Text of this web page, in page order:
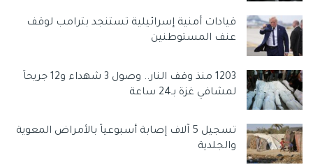
قيادات أمنية إسرائيلية تستنجد بترامب لوقف
عنف المستوطنين
1203 منذ وقف النار.. وصول 3 شهداء و12 جريحاً
لمشافي غزة بـ24 ساعة
تسجيل 5 آلاف إصابة أسبوعياً بالأمراض المعوية
والجلدية